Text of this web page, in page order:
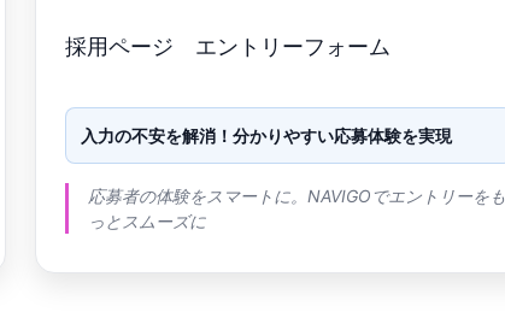
採用ページ エントリーフォーム
入力の不安を解消！分かりやすい応募体験を実現
応募者の体験をスマートに。NAVIGOでエントリーをも
っとスムーズに